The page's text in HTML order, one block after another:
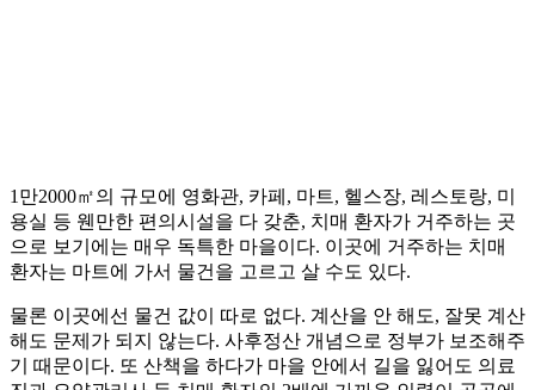
1만2000㎡의 규모에 영화관, 카페, 마트, 헬스장, 레스토랑, 미
용실 등 웬만한 편의시설을 다 갖춘, 치매 환자가 거주하는 곳
으로 보기에는 매우 독특한 마을이다. 이곳에 거주하는 치매
환자는 마트에 가서 물건을 고르고 살 수도 있다.
물론 이곳에선 물건 값이 따로 없다. 계산을 안 해도, 잘못 계산
해도 문제가 되지 않는다. 사후정산 개념으로 정부가 보조해주
기 때문이다. 또 산책을 하다가 마을 안에서 길을 잃어도 의료